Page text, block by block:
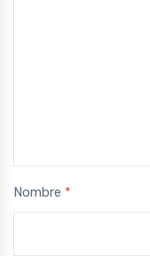
Nombre *